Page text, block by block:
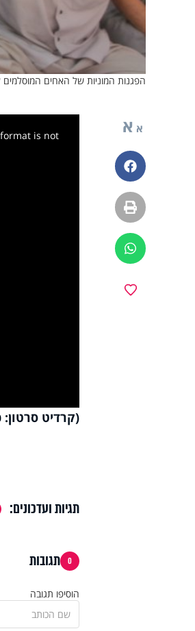
הפגנות המוניות של האחים
א א
פייסבוק
הדפסה
ווטסאפ
is not
(קרדיט
תגיות ועדכונים:
0 תגובות
הוסיפו תגובה